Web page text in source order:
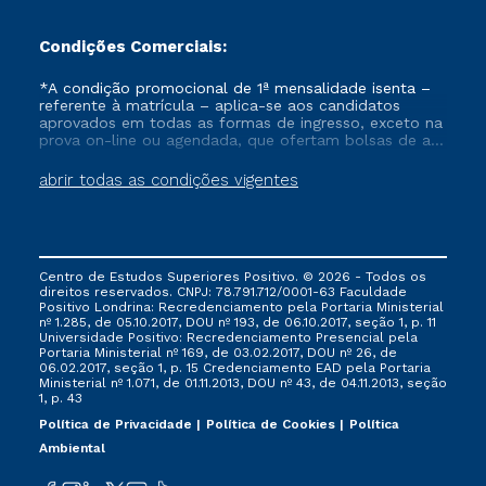
Condições Comerciais:
abrir todas as condições vigentes
*A condição promocional de 1ª mensalidade isenta –
referente à matrícula – aplica-se aos candidatos
aprovados em todas as formas de ingresso, exceto na
prova on-line ou agendada, que ofertam bolsas de até
vigente, que ainda não tenham efetivado e/ou não
tenham cancelado ou trancado sua matrícula em uma
via FIES, Prouni e outros programas governamentais, e
não se acumula com nenhuma outra campanha
ofertada pela Instituição.
Centro de Estudos Superiores Positivo. © 2026 - Todos os
direitos reservados. CNPJ: 78.791.712/0001-63 Faculdade
Positivo Londrina: Recredenciamento pela Portaria Ministerial
nº 1.285, de 05.10.2017, DOU nº 193, de 06.10.2017, seção 1, p. 11
Universidade Positivo: Recredenciamento Presencial ​pela
Portaria Ministerial nº 169, de 03.02.2017, DOU nº 26, de
06.02.2017, seção 1, p. 15 Credenciamento EAD pela Portaria
Ministerial nº 1.071, de 01.11.2013, DOU nº 43, de 04.11.2013, seção
1, p. 43
Política de Privacidade
Política de Cookies
Política
Ambiental